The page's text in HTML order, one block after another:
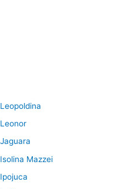
Mazzei